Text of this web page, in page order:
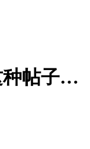
种帖子…